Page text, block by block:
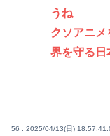
うね
クソアニ
界を守る日
56 : 2025/04/13(日)